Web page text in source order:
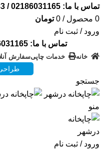
تماس با ما: 02186031165
/
0 محصول /
0 تومان
ورود / ثبت نام
تماس با ما:
خانه خدمات چاپیسفارش
طراحی
جستجو
منو
ورود / ثبت نام